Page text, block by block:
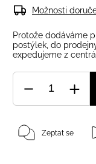
Možnosti
Protože dodáváme
postýlek, do
expedujeme z
Zeptat se